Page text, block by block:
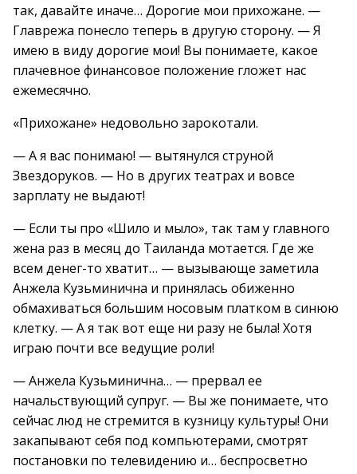
так, давайте иначе… Дорогие мои прихожане. —
Главрежа понесло теперь в другую сторону. — Я
имею в виду дорогие мои! Вы понимаете, какое
плачевное финансовое положение гложет нас
ежемесячно.
«Прихожане» недовольно зарокотали.
— А я вас понимаю! — вытянулся струной
Звездоруков. — Но в других театрах и вовсе
зарплату не выдают!
— Если ты про «Шило и мыло», так там у главного
жена раз в месяц до Таиланда мотается. Где же
всем денег-то хватит… — вызывающе заметила
Анжела Кузьминична и принялась обиженно
обмахиваться большим носовым платком в синюю
клетку. — А я так вот еще ни разу не была! Хотя
играю почти все ведущие роли!
— Анжела Кузьминична… — прервал ее
начальствующий супруг. — Вы же понимаете, что
сейчас люд не стремится в кузницу культуры! Они
закапывают себя под компьютерами, смотрят
постановки по телевидению и… беспросветно